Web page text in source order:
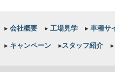
▸会社概要 ▸工場見学 ▸車種サ
▸キャンペーン ▸スタッフ紹介 ▸